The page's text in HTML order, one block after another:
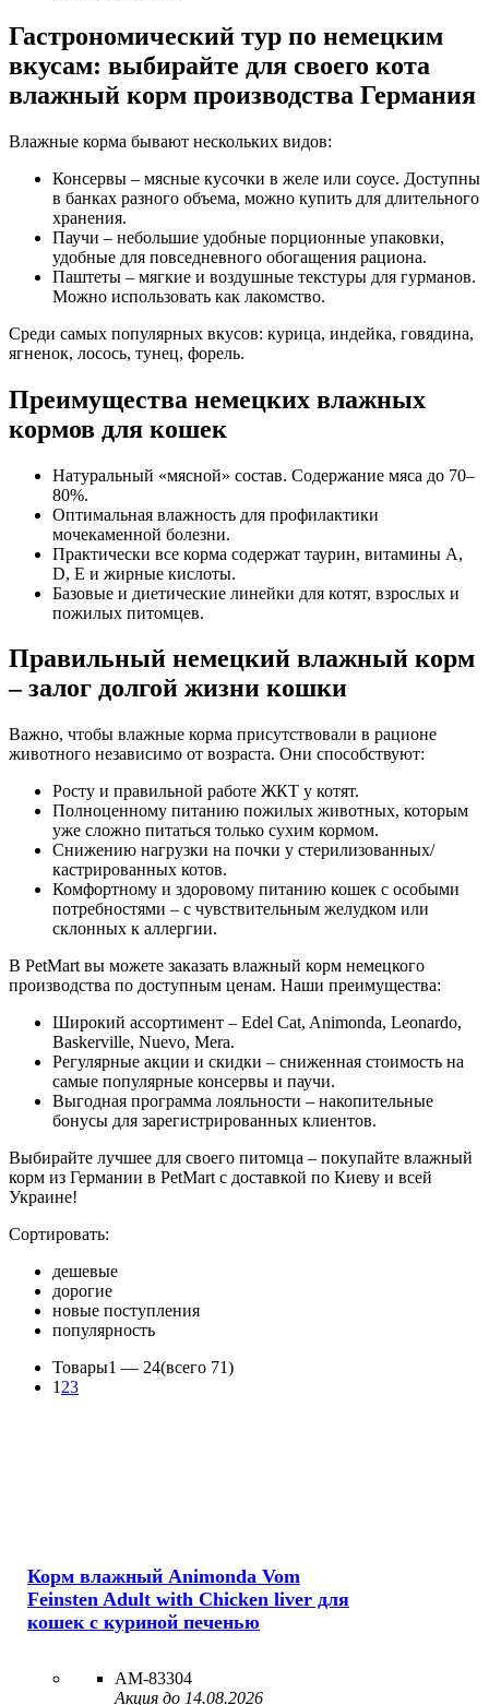
Гастрономический тур по немецким
вкусам: выбирайте для своего кота
влажный корм производства Германия
Влажные корма бывают нескольких видов:
Консервы – мясные кусочки в желе или соусе. Доступны
в банках разного объема, можно купить для длительного
хранения.
Паучи – небольшие удобные порционные упаковки,
удобные для повседневного обогащения рациона.
Паштеты – мягкие и воздушные текстуры для гурманов.
Можно использовать как лакомство.
Среди самых популярных вкусов: курица, индейка, говядина,
ягненок, лосось, тунец, форель.
Преимущества немецких влажных
кормов для кошек
Натуральный «мясной» состав. Содержание мяса до 70–
80%.
Оптимальная влажность для профилактики
мочекаменной болезни.
Практически все корма содержат таурин, витамины A,
D, E и жирные кислоты.
Базовые и диетические линейки для котят, взрослых и
пожилых питомцев.
Правильный немецкий влажный корм
– залог долгой жизни кошки
Важно, чтобы влажные корма присутствовали в рационе
животного независимо от возраста. Они способствуют:
Росту и правильной работе ЖКТ у котят.
Полноценному питанию пожилых животных, которым
уже сложно питаться только сухим кормом.
Снижению нагрузки на почки у стерилизованных/
кастрированных котов.
Комфортному и здоровому питанию кошек с особыми
потребностями – с чувствительным желудком или
склонных к аллергии.
В PetMart вы можете заказать влажный корм немецкого
производства по доступным ценам. Наши преимущества:
Широкий ассортимент – Edel Cat, Animonda, Leonardo,
Baskerville, Nuevo, Mera.
Регулярные акции и скидки – сниженная стоимость на
самые популярные консервы и паучи.
Выгодная программа лояльности – накопительные
бонусы для зарегистрированных клиентов.
Выбирайте лучшее для своего питомца – покупайте влажный
корм из Германии в PetMart с доставкой по Киеву и всей
Украине!
Сортировать:
дешевые
дорогие
новые поступления
популярность
Товары1 — 24(всего 71)
1 23
Корм влажный Animonda Vom
Feinsten Adult with Chicken liver для
кошек с куриной печенью
AM-83304
Акция до 14.08.2026